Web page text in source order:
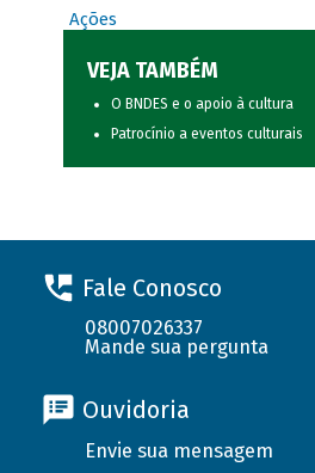
Ações
VEJA TAMBÉM
O BNDES e o apoio à cultura
Patrocínio a eventos culturais
Fale Conosco
08007026337
Mande sua pergunta
Ouvidoria
Envie sua mensagem